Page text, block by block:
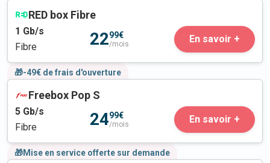
RED box Fibre
1 Gb/s
Fibre
2299€
/mois En savoir +
🎁-49€ de frais d'ouverture
Freebox Pop S
5 Gb/s
Fibre
2499€
/mois En savoir +
🎁Mise en service offerte sur demande